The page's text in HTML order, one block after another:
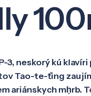
neskorý kú
Tao-te-ťing
ariánskych